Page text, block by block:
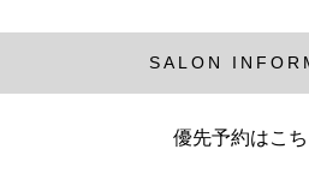
SALON
優先予約はこ